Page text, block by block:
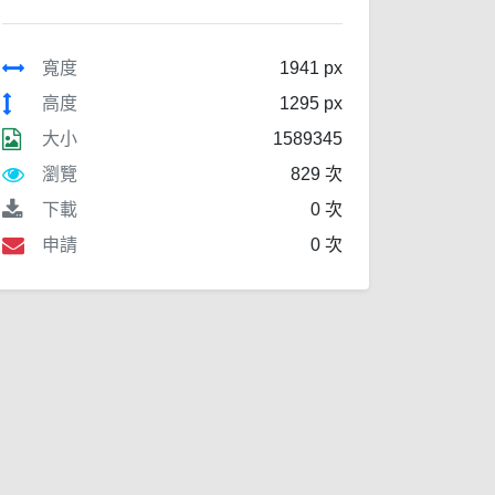
寬度
1941 px
高度
1295 px
大小
1589345
瀏覽
829 次
下載
0 次
申請
0 次